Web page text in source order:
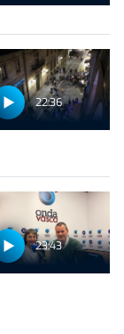
22:36
23:43